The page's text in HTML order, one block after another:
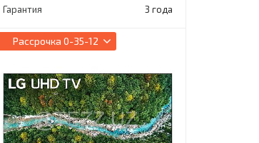
Гарантия
3 года
Рассрочка 0-35-12